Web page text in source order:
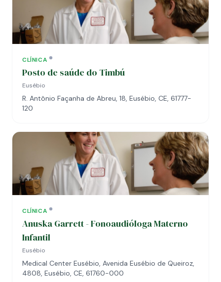
CLÍNICA
Posto de saúde do Timbú
Eusébio
R. Antônio Façanha de Abreu, 18, Eusébio, CE, 61777-
120
CLÍNICA
Anuska Garrett - Fonoaudióloga Materno
Infantil
Eusébio
Medical Center Eusébio, Avenida Eusébio de Queiroz,
4808, Eusébio, CE, 61760-000